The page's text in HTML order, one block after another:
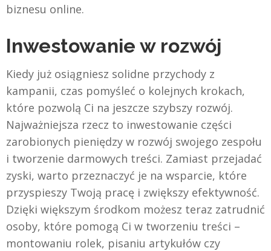
biznesu online.
Inwestowanie w rozwój
Kiedy już osiągniesz solidne przychody z
kampanii, czas pomyśleć o kolejnych krokach,
które pozwolą Ci na jeszcze szybszy rozwój.
Najważniejsza rzecz to inwestowanie części
zarobionych pieniędzy w rozwój swojego zespołu
i tworzenie darmowych treści. Zamiast przejadać
zyski, warto przeznaczyć je na wsparcie, które
przyspieszy Twoją pracę i zwiększy efektywność.
Dzięki większym środkom możesz teraz zatrudnić
osoby, które pomogą Ci w tworzeniu treści –
montowaniu rolek, pisaniu artykułów czy